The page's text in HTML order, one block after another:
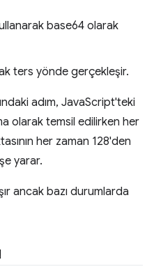
base64 olarak
ters yönde gerçekleşir.
adım, JavaScript'teki
olarak temsil edilirken her
her zaman 128'den
yarar.
ancak bazı durumlarda